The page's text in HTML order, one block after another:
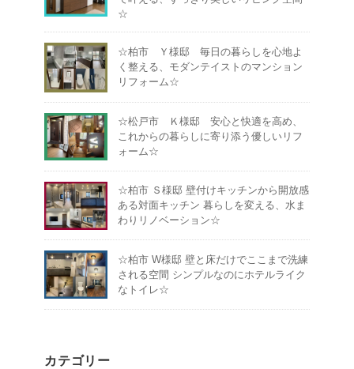
☆
☆柏市 Ｙ様邸 毎日の暮らしを心地よ
く整える、モダンテイストのマンション
リフォーム☆
☆松戸市 Ｋ様邸 安心と快適を高め、
これからの暮らしに寄り添う優しいリフ
ォーム☆
☆柏市 Ｓ様邸 壁付けキッチンから開放感
ある対面キッチン 暮らしを変える、水ま
わりリノベーション☆
☆柏市 W様邸 壁と床だけでここまで洗練
される空間 シンプルなのにホテルライク
なトイレ☆
カテゴリー